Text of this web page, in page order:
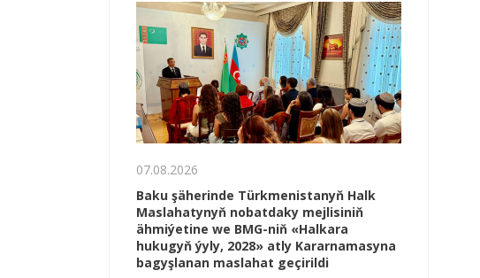
07.08.2026
Baku şäherinde Türkmenistanyň Halk
Maslahatynyň nobatdaky mejlisiniň
ähmiýetine we BMG-niň «Halkara
hukugyň ýyly, 2028» atly Kararnamasyna
bagyşlanan maslahat geçirildi